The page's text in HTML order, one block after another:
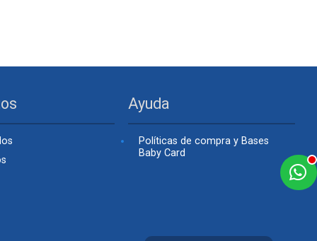
Ayuda
Políticas de compra y Bases
Baby Card